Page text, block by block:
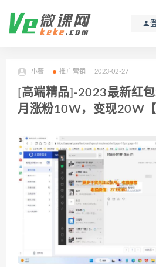
小薇 推广营销 2023-02-27
[高端精品]-2023最新红
月涨粉10W，变现20W【